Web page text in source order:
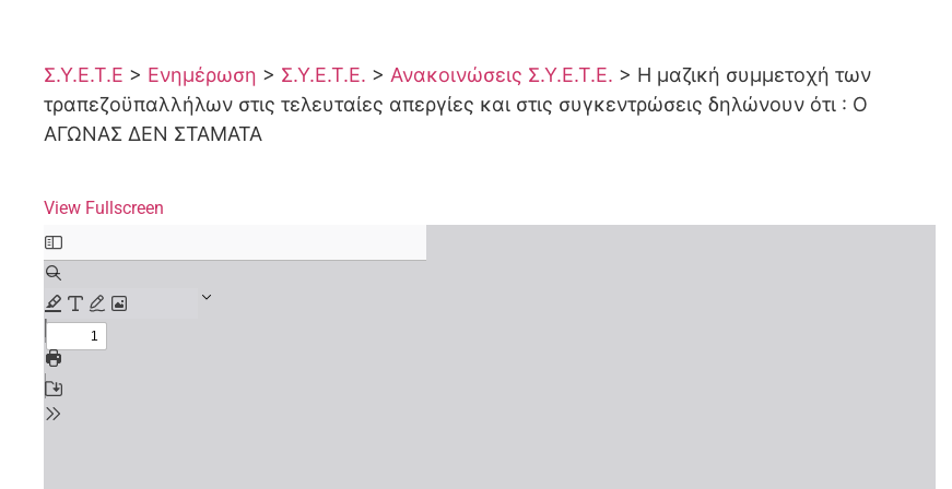
Σ.Υ.Ε.Τ.Ε > Ενημέρωση > Σ.Υ.Ε.Τ.Ε. > Ανακοινώσεις Σ.Υ.Ε.Τ.Ε. > Η μαζική συμμετοχή των
τραπεζοϋπαλλήλων στις τελευταίες απεργίες και στις συγκεντρώσεις δηλώνουν ότι : Ο
ΑΓΩΝΑΣ ΔΕΝ ΣΤΑΜΑΤΑ
View Fullscreen